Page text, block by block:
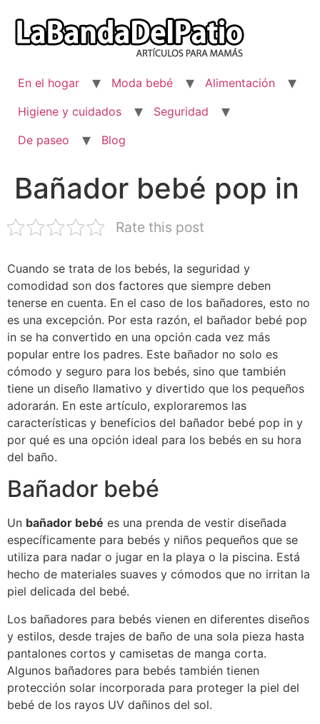
contenido
En el hogar Moda bebé
Alimentación
Higiene y cuidados
Seguridad
De paseo
Blog
Bañador bebé pop in
Rate this post
Cuando se trata de los bebés, la seguridad y
comodidad son dos factores que siempre deben
tenerse en cuenta. En el caso de los bañadores, esto no
es una excepción. Por esta razón, el bañador bebé pop
in se ha convertido en una opción cada vez más
popular entre los padres. Este bañador no solo es
cómodo y seguro para los bebés, sino que también
tiene un diseño llamativo y divertido que los pequeños
adorarán. En este artículo, exploraremos las
características y beneficios del bañador bebé pop in y
por qué es una opción ideal para los bebés en su hora
del baño.
Bañador bebé
Un bañador bebé es una prenda de vestir diseñada
específicamente para bebés y niños pequeños que se
utiliza para nadar o jugar en la playa o la piscina. Está
hecho de materiales suaves y cómodos que no irritan la
piel delicada del bebé.
Los bañadores para bebés vienen en diferentes diseños
y estilos, desde trajes de baño de una sola pieza hasta
pantalones cortos y camisetas de manga corta.
Algunos bañadores para bebés también tienen
protección solar incorporada para proteger la piel del
bebé de los rayos UV dañinos del sol.